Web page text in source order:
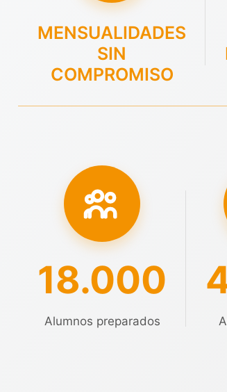
MENSUALIDADES
SIN
COMPROMISO
18.000
Alumnos preparados